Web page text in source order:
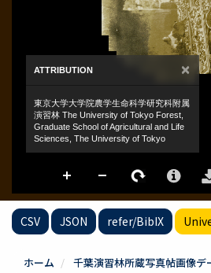
CSV JSON refer/BibIX
ホーム 千葉演習林所蔵写真帖画像デ